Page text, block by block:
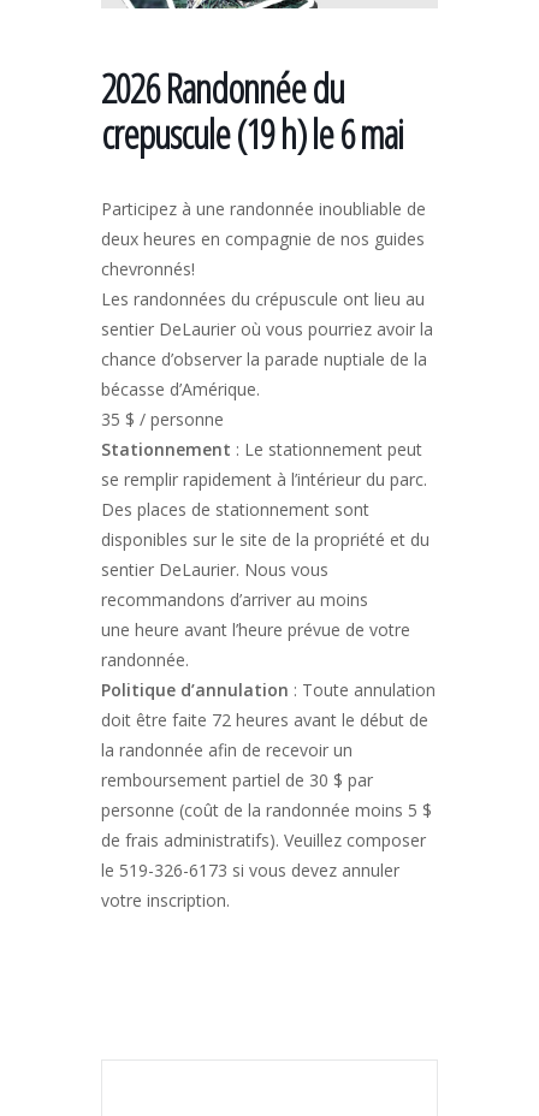
2026 Randonnée du
crepuscule (19 h) le 6 mai
Participez à une randonnée inoubliable de
deux heures en compagnie de nos guides
chevronnés!
Les randonnées du crépuscule ont lieu au
sentier DeLaurier où vous pourriez avoir la
chance d’observer la parade nuptiale de la
bécasse d’Amérique.
35 $ / personne
Stationnement : Le stationnement peut
se remplir rapidement à l’intérieur du parc.
Des places de stationnement sont
disponibles sur le site de la propriété et du
sentier DeLaurier. Nous vous
recommandons d’arriver au moins
une heure avant l’heure prévue de votre
randonnée.
Politique d’annulation : Toute annulation
doit être faite 72 heures avant le début de
la randonnée afin de recevoir un
remboursement partiel de 30 $ par
personne (coût de la randonnée moins 5 $
de frais administratifs). Veuillez composer
le 519-326-6173 si vous devez annuler
votre inscription.